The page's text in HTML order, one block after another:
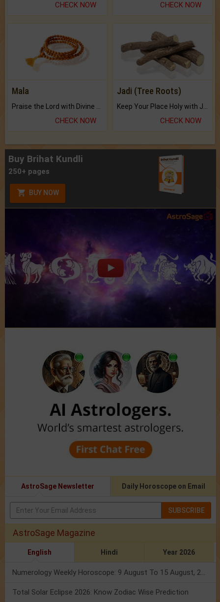
CHECK NOW CHECK NOW
Mala
CHECK NOW
Jadi (Tree Roots)
CHECK NOW
Buy Brihat Kundli
250+ pages
BUY NOW
AstroSage Newsletter Daily Horoscope on Email
SUBSCRIBE
AstroSage Magazine
English Hindi Year 2026
Numerology Weekly Horoscope: 9 August To 15 August, 2026
Total Solar Eclipse 2026: Know Zodiac Wise Prediction